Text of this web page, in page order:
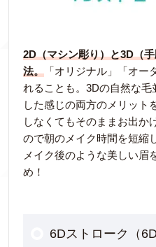
2D（マシン彫り）と3D（
法。 「オリジナル」「オー
れることも。3Dの自然な
した感じの両方のメリット
しなくてもそのままお出か
ので朝のメイク時間を短縮
メイク後のような美しい眉
め！
6Dストローク（